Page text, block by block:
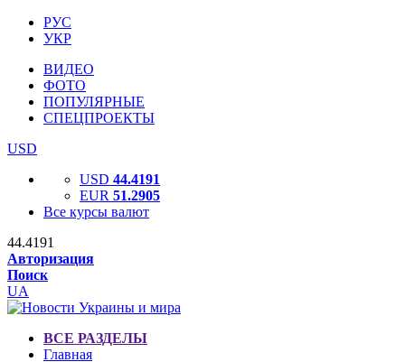
РУС
УКР
ВИДЕО
ФОТО
ПОПУЛЯРНЫЕ
СПЕЦПРОЕКТЫ
USD
USD 44.4191
EUR 51.2905
Все курсы валют
44.4191
Авторизация
Поиск
UA
ВСЕ РАЗДЕЛЫ
Главная